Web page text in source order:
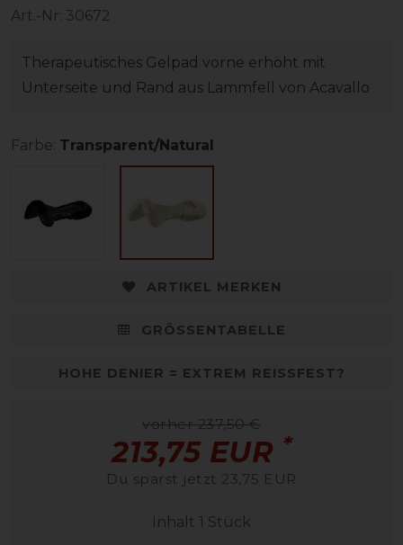
Art.-Nr: 30672
Therapeutisches Gelpad vorne erhöht mit
Unterseite und Rand aus Lammfell von Acavallo
Farbe: Transparent/Natural
ARTIKEL MERKEN
GRÖSSENTABELLE
HOHE DENIER = EXTREM REISSFEST?
vorher 237,50 €
213,75 EUR *
Du sparst jetzt 23,75 EUR
Inhalt 1 Stück